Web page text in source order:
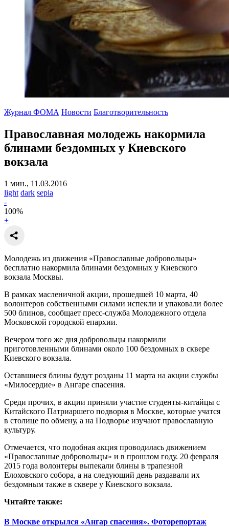
Журнал ФОМА Новости Благотворительность
Православная молодежь накормила
блинами бездомных у Киевского
вокзала
1 мин., 11.03.2016
light dark sepia
-
100%
+
Молодежь из движения «Православные добровольцы»
бесплатно накормила блинами бездомных у Киевского
вокзала Москвы.
В рамках масленичной акции, прошедшей 10 марта, 40
волонтеров собственными силами испекли и упаковали более
500 блинов, сообщает пресс-служба Молодежного отдела
Московской городской епархии.
Вечером того же дня добровольцы накормили
приготовленными блинами около 100 бездомных в сквере
Киевского вокзала.
Оставшиеся блины будут розданы 11 марта на акции службы
«Милосердие» в Ангаре спасения.
Среди прочих, в акции приняли участие студенты-китайцы с
Китайского Патриаршего подворья в Москве, которые учатся
в столице по обмену, а на Подворье изучают православную
культуру.
Отмечается, что подобная акция проводилась движением
«Православные добровольцы» и в прошлом году. 20 февраля
2015 года волонтеры выпекали блины в трапезной
Елоховского собора, а на следующий день раздавали их
бездомным также в сквере у Киевского вокзала.
Читайте также:
В Москве открылся «Ангар спасения». Фоторепортаж